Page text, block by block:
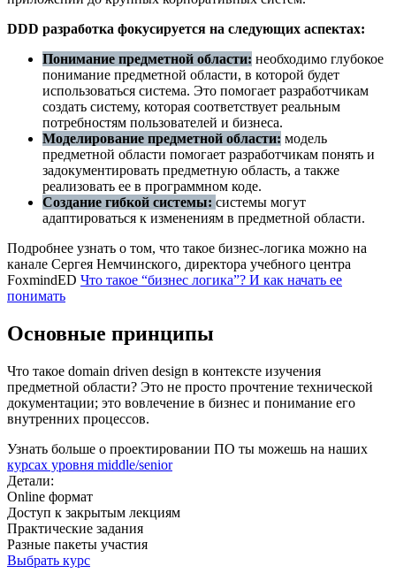
DDD разработка фокусируется на следующих аспектах:
Понимание предметной области: необходимо глубокое
понимание предметной области, в которой будет
использоваться система. Это помогает разработчикам
создать систему, которая соответствует реальным
потребностям пользователей и бизнеса.
Моделирование предметной области: модель
предметной области помогает разработчикам понять и
задокументировать предметную область, а также
реализовать ее в программном коде.
Создание гибкой системы: системы могут
адаптироваться к изменениям в предметной области.
Подробнее узнать о том, что такое бизнес-логика можно на
канале Сергея Немчинского, директора учебного центра
FoxmindED Что такое “бизнес логика”? И как начать ее
понимать
Основные принципы
Что такое domain driven design в контексте изучения
предметной области? Это не просто прочтение технической
документации; это вовлечение в бизнес и понимание его
внутренних процессов.
Узнать больше о проектировании ПО ты можешь на наших
курсах уровня middle/senior
Детали:
Online формат
Доступ к закрытым лекциям
Практические задания
Разные пакеты участия
Выбрать курс